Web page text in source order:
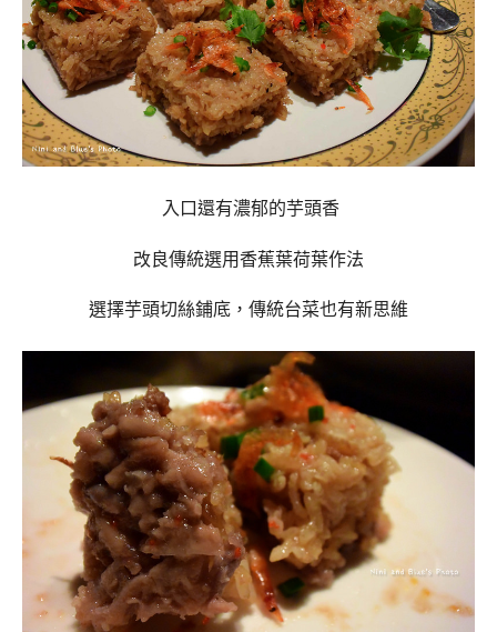
入口還有濃郁的芋頭香
改良傳統選用香蕉葉荷葉作法
選擇芋頭切絲鋪底，傳統台菜也有新思維